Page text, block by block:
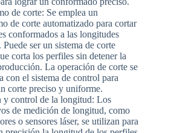
de corte: Se emplea un
de corte automatizado para cortar
conformados a las longitudes
Puede ser un sistema de corte
corta los perfiles sin detener la
La operación de corte se
con el sistema de control para
corte preciso y uniforme.
y control de la longitud: Los
de medición de longitud, como
o sensores láser, se utilizan para